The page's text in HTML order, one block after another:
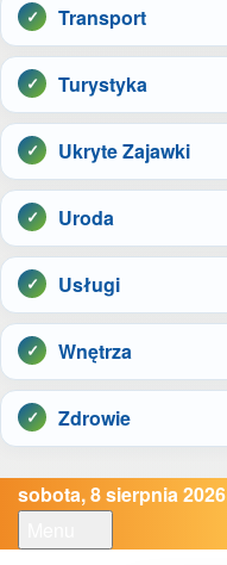
Transport
Turystyka
Ukryte Zajawki
Uroda
Usługi
Wnętrza
Zdrowie
sobota, 8 sierpnia 2026